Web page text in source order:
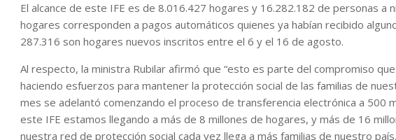
El alcance de este IFE es de 8.016.427 hogares y 16.282.182 de personas a
hogares corresponden a pagos automáticos quienes ya habían recibido
287.316 son hogares nuevos inscritos entre el 6 y el 16 de agosto.
Al respecto, la ministra Rubilar afirmó que “esto es parte del compromiso
haciendo esfuerzos para mantener la protección social de las familias de
mes se adelantó comenzando el proceso de transferencia electrónica a 500
este IFE estamos llegando a más de 8 millones de hogares, y más de 16
nuestra red de protección social cada vez llega a más familias de nuestro